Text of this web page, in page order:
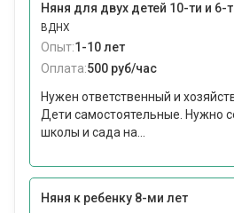
Няня для двух детей 10-ти и 6-
ВДНХ
Опыт:1-10 лет
Оплата:500 руб/час
Нужен ответственный и
Дети самостоятельные. Нужно
школы и сада на...
Няня к ребенку 8-ми лет